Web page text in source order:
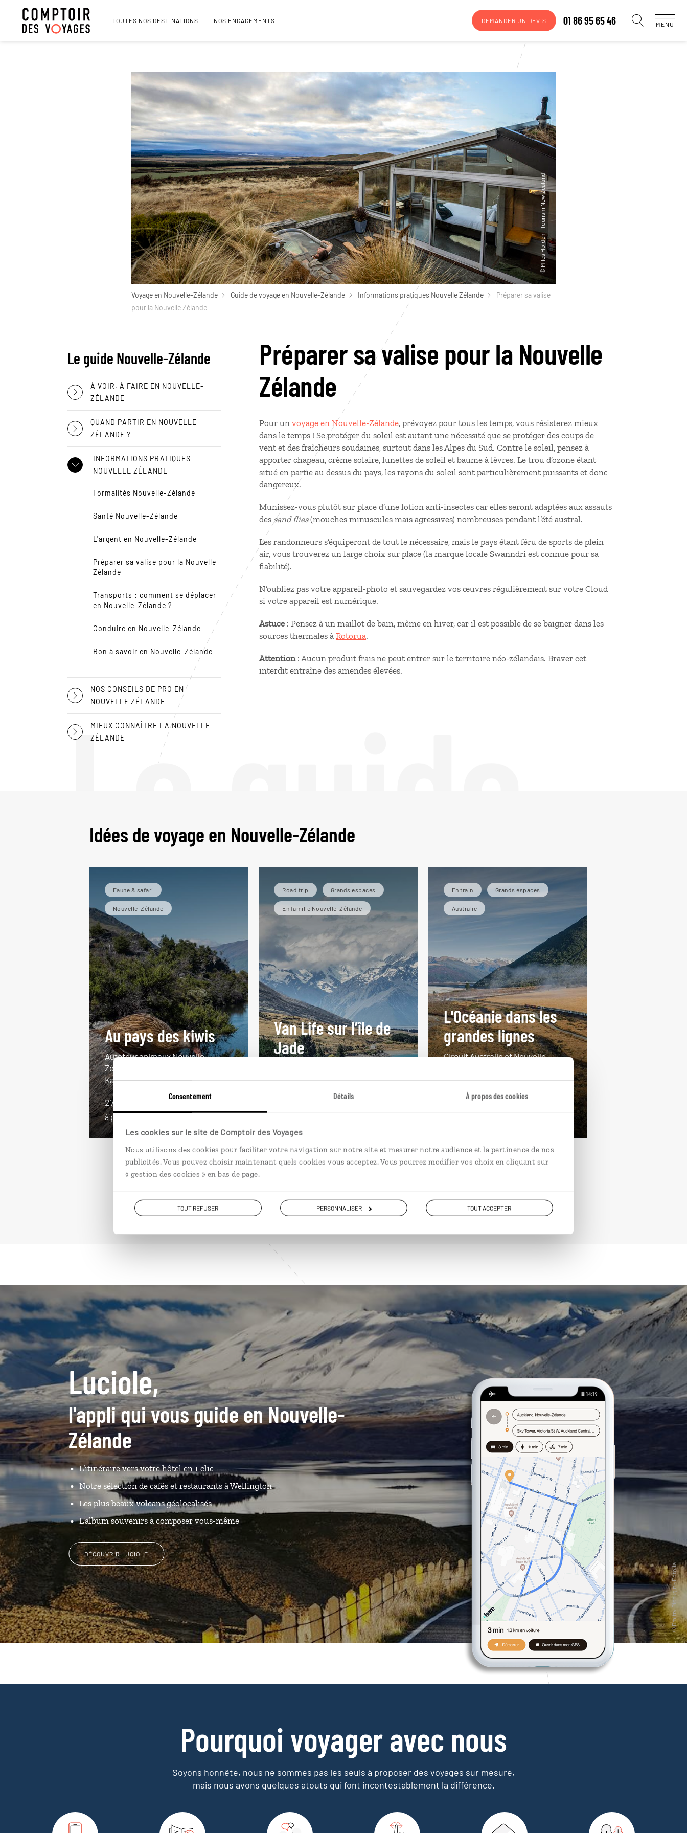
Consentement Détails À propos des cookies
Les cookies sur le site de Comptoir des Voyages
Nous utilisons des cookies pour faciliter votre navigation sur notre site et mesurer notre audience et la pertinence de nos
publicités. Vous pouvez choisir maintenant quels cookies vous acceptez. Vous pourrez modifier vos choix en cliquant sur
« gestion des cookies » en bas de page.
TOUT REFUSER PERSONNALISER TOUT ACCEPTER
TOUTES NOS DESTINATIONS NOS ENGAGEMENTS DEMANDER UN DEVIS 01 86 95 65 46 MENU
Voyage en Nouvelle-Zélande Guide de voyage en Nouvelle-Zélande Informations pratiques Nouvelle Zélande
Préparer sa valise
pour la Nouvelle Zélande
Le guide
Le guide Nouvelle-Zélande
À VOIR, À FAIRE EN NOUVELLE-
ZÉLANDE
QUAND PARTIR EN NOUVELLE
ZÉLANDE ?
INFORMATIONS PRATIQUES
NOUVELLE ZÉLANDE
Formalités Nouvelle-Zélande
Santé Nouvelle-Zélande
L'argent en Nouvelle-Zélande
Préparer sa valise pour la Nouvelle
Zélande
Transports : comment se déplacer
en Nouvelle-Zélande ?
Conduire en Nouvelle-Zélande
Bon à savoir en Nouvelle-Zélande
NOS CONSEILS DE PRO EN
NOUVELLE ZÉLANDE
MIEUX CONNAÎTRE LA NOUVELLE
ZÉLANDE
Préparer sa valise pour la Nouvelle
Zélande
Pour un voyage en Nouvelle-Zélande, prévoyez pour tous les temps, vous résisterez mieux
dans le temps ! Se protéger du soleil est autant une nécessité que se protéger des coups de
vent et des fraîcheurs soudaines, surtout dans les Alpes du Sud. Contre le soleil, pensez à
apporter chapeau, crème solaire, lunettes de soleil et baume à lèvres. Le trou d’ozone étant
situé en partie au dessus du pays, les rayons du soleil sont particulièrement puissants et donc
dangereux.
Munissez-vous plutôt sur place d’une lotion anti-insectes car elles seront adaptées aux assauts
des sand flies(mouches minuscules mais agressives) nombreuses pendant l’été austral.
Les randonneurs s’équiperont de tout le nécessaire, mais le pays étant féru de sports de plein
air, vous trouverez un large choix sur place (la marque locale Swanndri est connue pour sa
fiabilité).
N’oubliez pas votre appareil-photo et sauvegardez vos œuvres régulièrement sur votre Cloud
si votre appareil est numérique.
Astuce : Pensez à un maillot de bain, même en hiver, car il est possible de se baigner dans les
sources thermales à Rotorua.
Attention: Aucun produit frais ne peut entrer sur le territoire néo-zélandais. Braver cet
interdit entraîne des amendes élevées.
Idées de voyage en Nouvelle-Zélande
Faune & safari
Nouvelle-Zélande
Au pays des kiwis
Autotour animaux Nouvelle-
Zélande : Stewart Island, Waitomo,
Kapiti Island...
27 jours / 23 nuits
à partir de 6500€
Road trip Grands espaces
En famille Nouvelle-Zélande
Van Life sur l’île de
Jade
amis sur l’île du Sud.
16 jours / 12 nuits
à partir de 2950€
En train Grands espaces
Australie
L'Océanie dans les
grandes lignes
Circuit Australie et Nouvelle-
TranzAlpine.
21 jours / 18 nuits
à partir de 9350€
VOIR NOS 9 IDÉES DE VOYAGE EN NOUVELLE-ZÉLANDE
Luciole,
l'appli qui vous guide en Nouvelle-
Zélande
L’itinéraire vers votre hôtel en 1 clic
Notre sélection de cafés et restaurants à Wellington
Les plus beaux volcans géolocalisés
L'album souvenirs à composer vous-même
DÉCOUVRIR LUCIOLE
Pourquoi voyager avec nous
Soyons honnête, nous ne sommes pas les seuls à proposer des voyages sur mesure,
mais nous avons quelques atouts qui font incontestablement la différence.